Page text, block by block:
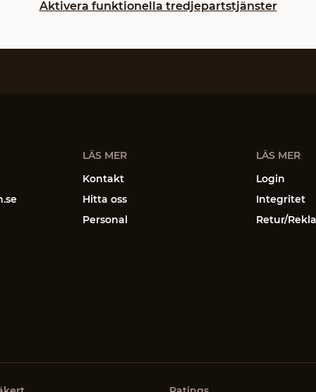
Aktivera funktionella tredjepartstjänster
LÄS MER
Kontakt
Hitta oss
Personal
LÄS MER
Login
Integritet
Retur/